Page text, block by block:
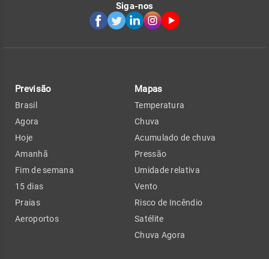
Siga-nos
Previsão
Brasil
Agora
Hoje
Amanhã
Fim de semana
15 dias
Praias
Aeroportos
Mapas
Temperatura
Chuva
Acumulado de chuva
Pressão
Umidade relativa
Vento
Risco de Incêndio
Satélite
Chuva Agora